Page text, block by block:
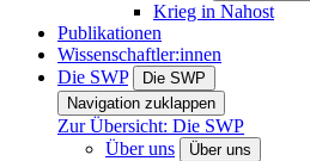
Krieg in Nahost
Publikationen
Wissenschaftler:innen
Die SWP
Die SWP
Navigation zuklappen
Zur Übersicht: Die SWP
Über uns
Über uns